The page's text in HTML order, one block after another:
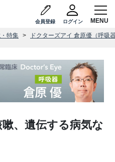
会員登録 ログイン
特集 ドクターズアイ 倉原優（呼吸
、遺伝する病気な